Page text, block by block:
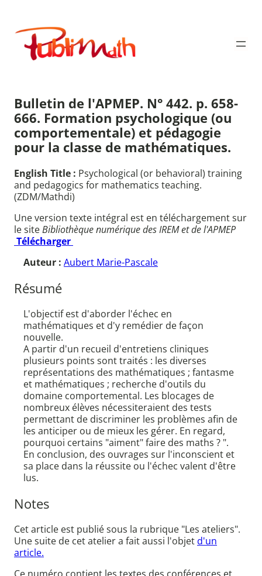
contenu
Publimath
Bulletin de l'APMEP. N° 442. p. 658-
666. Formation psychologique (ou
comportementale) et pédagogie
pour la classe de mathématiques.
English Title : Psychological (or behavioral) training
and pedagogics for mathematics teaching.
(ZDM/Mathdi)
Une version texte intégral est en téléchargement sur
le siteBibliothèque numérique des IREM et de l'APMEP
Télécharger
Auteur : Aubert Marie-Pascale
Résumé
L'objectif est d'aborder l'échec en
mathématiques et d'y remédier de façon
nouvelle.
A partir d'un recueil d'entretiens cliniques
plusieurs points sont traités : les diverses
représentations des mathématiques ; fantasme
et mathématiques ; recherche d'outils du
domaine comportemental. Les blocages de
nombreux élèves nécessiteraient des tests
permettant de discriminer les problèmes afin de
les anticiper ou de mieux les gérer. En regard,
pourquoi certains "aiment" faire des maths ? ".
En conclusion, des ouvrages sur l'inconscient et
sa place dans la réussite ou l'échec valent d'être
lus.
Notes
Cet article est publié sous la rubrique "Les ateliers".
Une suite de cet atelier a fait aussi l'objetd'un
article.